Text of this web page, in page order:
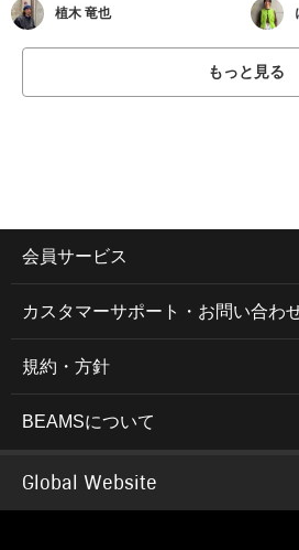
植木 竜也
もっと見る
会員サービス
カスタマーサポート・お問い合わ
規約・方針
BEAMSについて
Global Website